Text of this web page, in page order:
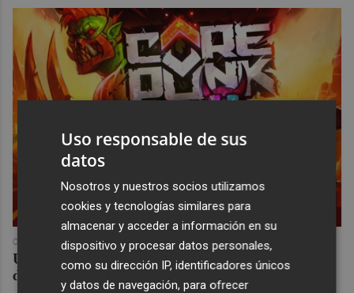
COREPUNK MMORPG
Un verdadero MMORPG de la vieja escuela ¡Cómo los
de antes, pero mejor!
Uso responsable de sus
datos
Nosotros y nuestros socios utilizamos
cookies y tecnologías similares para
almacenar y acceder a información en su
dispositivo y procesar datos personales,
como su dirección IP, identificadores únicos
y datos de navegación, para ofrecer